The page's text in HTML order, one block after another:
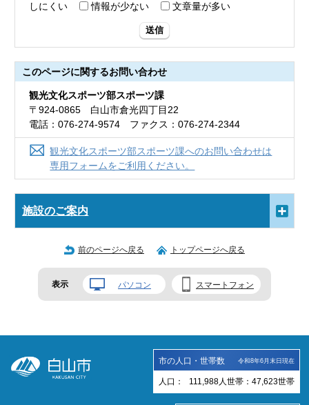
しにくい
情報が少ない 文章量が多い
送信
このページに関するお問い合わせ
観光文化スポーツ部スポーツ課
〒924-0865 白山市倉光四丁目22
電話：076-274-9574 ファクス：076-274-2344
観光文化スポーツ部スポーツ課へのお問い合わせは
専用フォームをご利用ください。
施設のご案内
前のページへ戻る トップページへ戻る
表示 パソコン スマートフォン
市の人口・世帯数 令和8年6月末日現在
人口： 111,988 人 世帯： 47,623世帯